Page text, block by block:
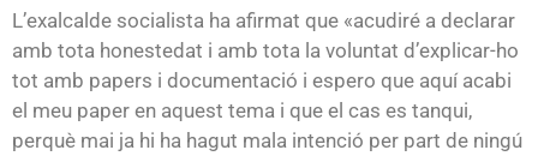
L’exalcalde socialista ha afirmat que «acudiré a declarar
amb tota honestedat i amb tota la voluntat d’explicar-ho
tot amb papers i documentació i espero que aquí acabi
el meu paper en aquest tema i que el cas es tanqui,
perquè mai ja hi ha hagut mala intenció per part de ningú